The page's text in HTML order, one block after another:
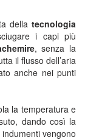
della tecnologia
i capi più
, senza la
il flusso dell’aria
anche nei punti
la temperatura e
dando così la
vengono